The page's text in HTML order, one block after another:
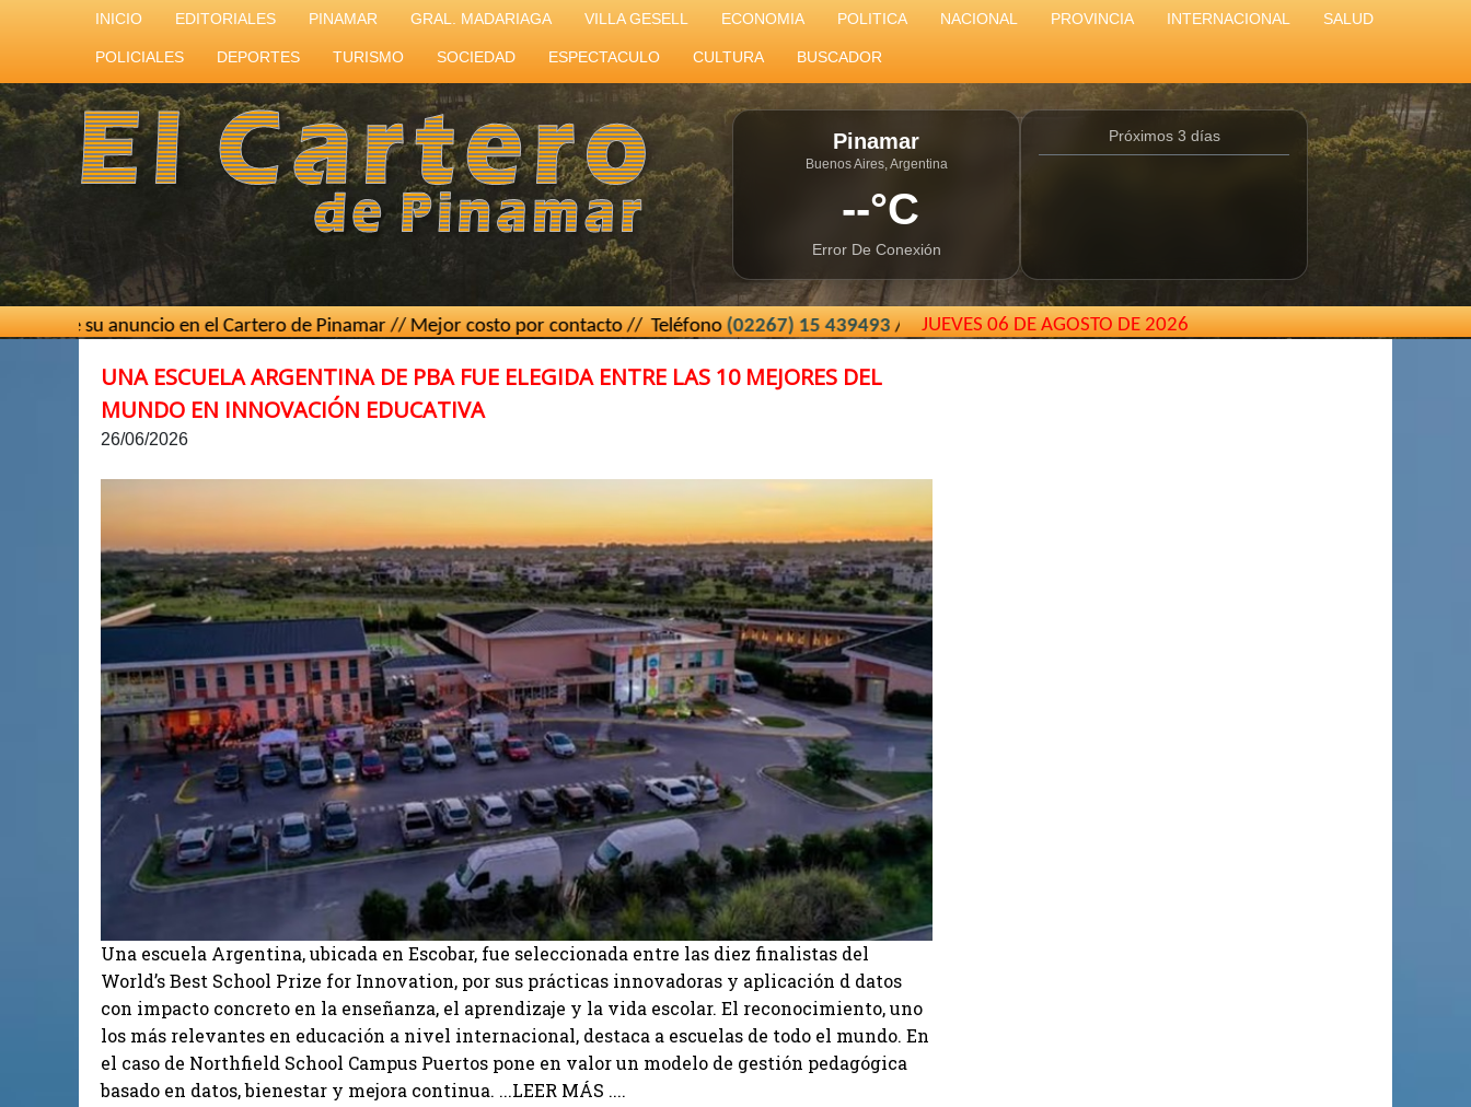
INICIO EDITORIALES PINAMAR GRAL. MADARIAGA VILLA GESELL ECONOMIA POLITICA NACIONAL PROVINCIA INTERNACIONAL SALUD
POLICIALES DEPORTES TURISMO SOCIEDAD ESPECTACULO CULTURA BUSCADOR
Pinamar
Buenos Aires, Argentina
--°C
Error De Conexión
Próximos 3 días
en el Cartero de Pinamar // Mejor costo por contacto // Teléfono(02267) 15 439493// El Cartero de Pinamar - Buenos Aires - Argentina //
JUEVES 06 DE AGOSTO DE 2026
UNA ESCUELA ARGENTINA DE PBA FUE ELEGIDA ENTRE LAS 10 MEJORES DEL
MUNDO EN INNOVACIÓN EDUCATIVA
26/06/2026
Una escuela Argentina, ubicada en Escobar, fue seleccionada entre las diez finalistas del
World’s Best School Prize for Innovation, por sus prácticas innovadoras y aplicación d datos
con impacto concreto en la enseñanza, el aprendizaje y la vida escolar. El reconocimiento, uno
los más relevantes en educación a nivel internacional, destaca a escuelas de todo el mundo. En
el caso de Northfield School Campus Puertos pone en valor un modelo de gestión pedagógica
basado en datos, bienestar y mejora continua. ...LEER MÁS ....